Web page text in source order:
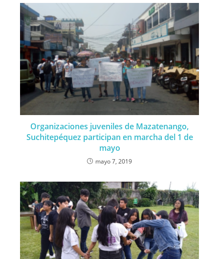
Organizaciones juveniles de Mazatenango,
Suchitepéquez participan en marcha del 1 de
mayo
mayo 7, 2019